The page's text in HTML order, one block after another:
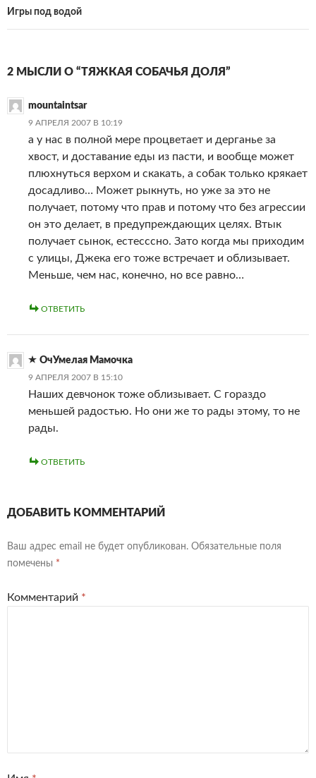
Игры под водой
2 МЫСЛИ О “ТЯЖКАЯ СОБАЧЬЯ ДОЛЯ”
mountaintsar
9 АПРЕЛЯ 2007 В 10:19
а у нас в полной мере процветает и дерганье за
хвост, и доставание еды из пасти, и вообще может
плюхнуться верхом и скакать, а собак только крякает
досадливо… Может рыкнуть, но уже за это не
получает, потому что прав и потому что без агрессии
он это делает, в предупреждающих целях. Втык
получает сынок, естесссно. Зато когда мы приходим
с улицы, Джека его тоже встречает и облизывает.
Меньше, чем нас, конечно, но все равно…
ОТВЕТИТЬ
ОчУмелая Мамочка
9 АПРЕЛЯ 2007 В 15:10
Наших девчонок тоже облизывает. С гораздо
меньшей радостью. Но они же то рады этому, то не
рады.
ОТВЕТИТЬ
ДОБАВИТЬ КОММЕНТАРИЙ
Ваш адрес email не будет опубликован. Обязательные поля
помечены *
Комментарий *